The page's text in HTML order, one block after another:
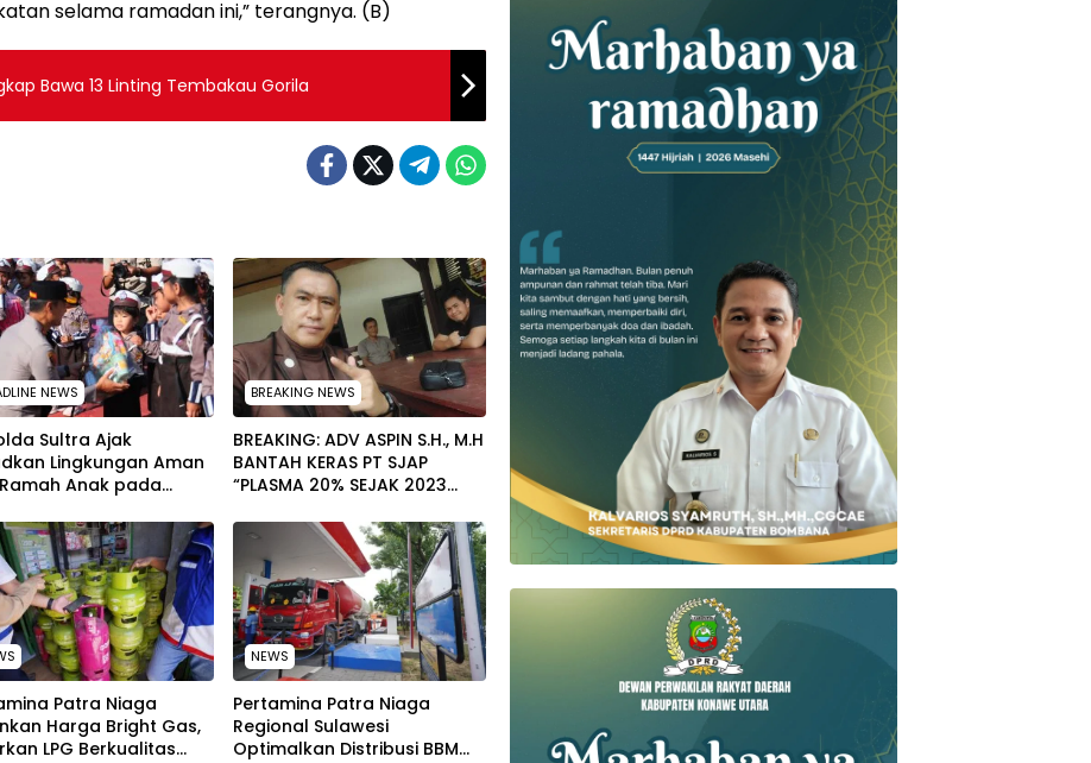
selama ramadan ini,” terangnya. (B)
Bawa 13 Linting Tembakau Gorila
NEWS
Sultra Ajak
Lingkungan Aman
Anak pada
2026
BREAKING NEWS
BREAKING: ADV ASPIN S.H., M.H
BANTAH KERAS PT SJAP
“PLASMA 20% SEJAK 2023
WARGA WAWOONE!
Patra Niaga
Harga Bright Gas,
LPG Berkualitas
NEWS
Pertamina Patra Niaga
Regional Sulawesi
Optimalkan Distribusi BBM